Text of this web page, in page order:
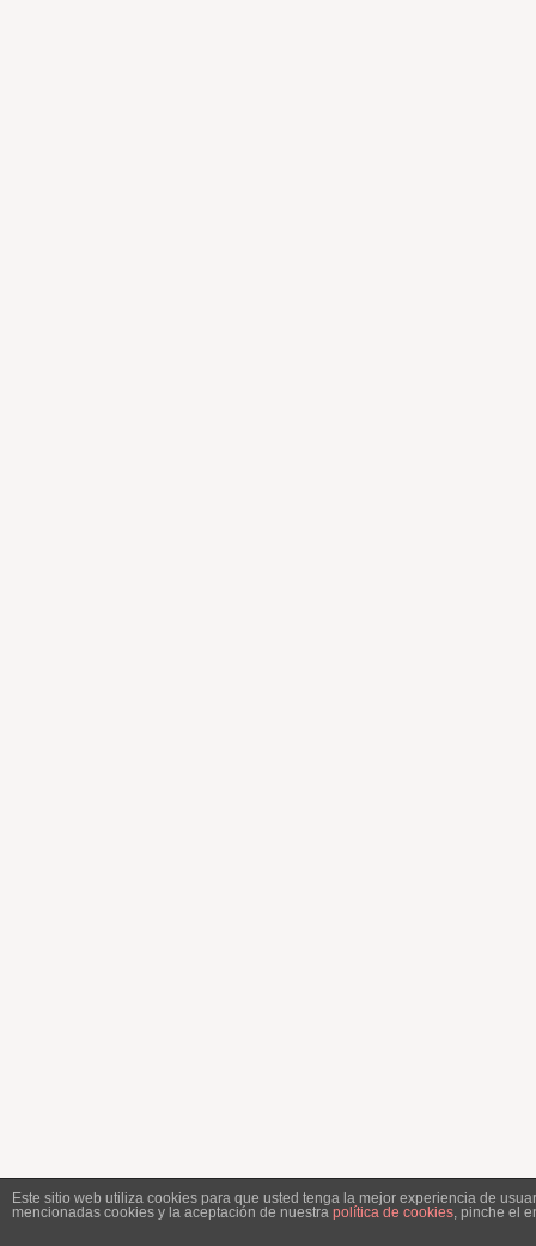
Este sitio web utiliza cookies para que usted tenga la mejor experiencia de
mencionadas cookies y la aceptación de nuestra política de cookies, pinche el